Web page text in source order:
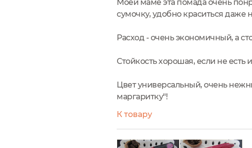
Моей маме эта помада очень
сумочку, удобно краситься даже
Расход - очень экономичный, а
Стойкость хорошая, если не есть
Цвет универсальный, очень
маргаритку"!
К товару